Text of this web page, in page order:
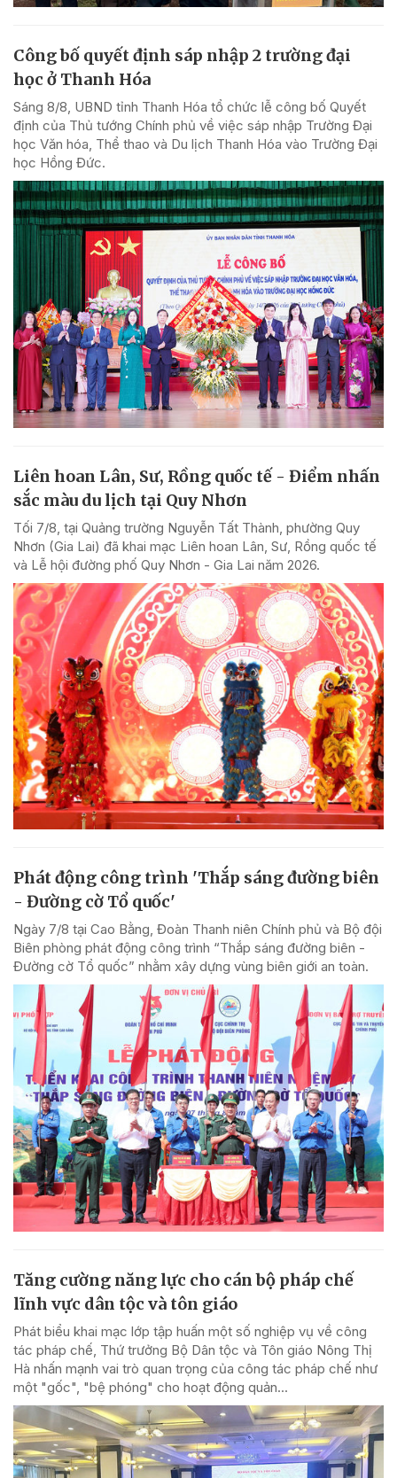
Công bố quyết định sáp nhập 2 trường đại
học ở Thanh Hóa
Sáng 8/8, UBND tỉnh Thanh Hóa tổ chức lễ công bố Quyết
định của Thủ tướng Chính phủ về việc sáp nhập Trường Đại
học Văn hóa, Thể thao và Du lịch Thanh Hóa vào Trường Đại
học Hồng Đức.
Liên hoan Lân, Sư, Rồng quốc tế - Điểm nhấn
sắc màu du lịch tại Quy Nhơn
Tối 7/8, tại Quảng trường Nguyễn Tất Thành, phường Quy
Nhơn (Gia Lai) đã khai mạc Liên hoan Lân, Sư, Rồng quốc tế
và Lễ hội đường phố Quy Nhơn - Gia Lai năm 2026.
Phát động công trình 'Thắp sáng đường biên
- Đường cờ Tổ quốc'
Ngày 7/8 tại Cao Bằng, Đoàn Thanh niên Chính phủ và Bộ đội
Biên phòng phát động công trình “Thắp sáng đường biên -
Đường cờ Tổ quốc” nhằm xây dựng vùng biên giới an toàn.
Tăng cường năng lực cho cán bộ pháp chế
lĩnh vực dân tộc và tôn giáo
Phát biểu khai mạc lớp tập huấn một số nghiệp vụ về công
tác pháp chế, Thứ trưởng Bộ Dân tộc và Tôn giáo Nông Thị
Hà nhấn mạnh vai trò quan trọng của công tác pháp chế như
một "gốc", "bệ phóng" cho hoạt động quản...